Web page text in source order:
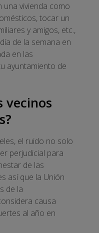
una vivienda como
tocar un
y amigos, etc.,
de la semana en
en las
ayuntamiento de
vecinos
el ruido no solo
perjudicial para
de las
así que la Unión
de la
causa
al año en